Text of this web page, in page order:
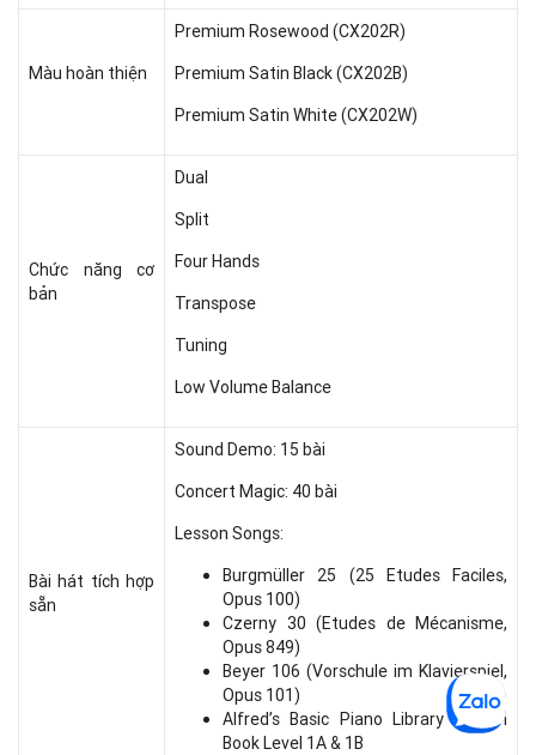
Màu hoàn thiện
Premium Rosewood (CX202R)
Premium Satin Black (CX202B)
Premium Satin White (CX202W)
Chức năng cơ
bản
Dual
Split
Four Hands
Transpose
Tuning
Low Volume Balance
Bài hát tích hợp
sẵn
Sound Demo: 15 bài
Concert Magic: 40 bài
Lesson Songs:
Burgmüller 25 (25 Etudes Faciles,
Opus 100)
Czerny 30 (Etudes de Mécanisme,
Opus 849)
Beyer 106 (Vorschule im Klavierspiel,
Opus 101)
Alfred’s Basic Piano Library Lesson
Book Level 1A & 1B